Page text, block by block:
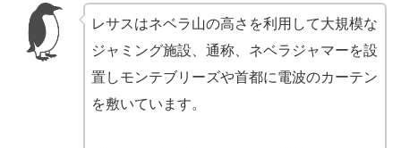
レサスはネベラ山の高さを利用して大規模な
ジャミング施設、通称、ネベラジャマーを設
置しモンテブリーズや首都に電波のカーテン
を敷いています。